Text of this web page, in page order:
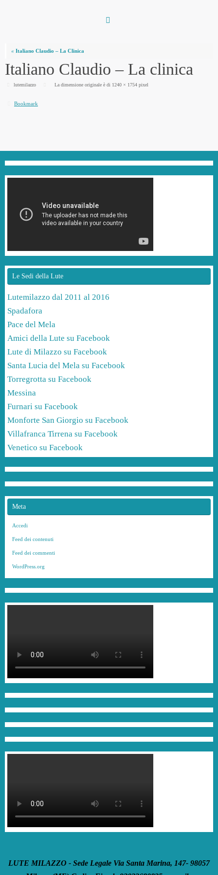
« Italiano Claudio – La Clinica
Italiano Claudio – La clinica
lutemilazzo La dimensione originale è di 1240 × 1754 pixel
Bookmark
Le Sedi della Lute
Lutemilazzo dal 2011 al 2016
Spadafora
Pace del Mela
Amici della Lute su Facebook
Lute di Milazzo su Facebook
Santa Lucia del Mela su Facebook
Torregrotta su Facebook
Messina
Furnari su Facebook
Monforte San Giorgio su Facebook
Villafranca Tirrena su Facebook
Venetico su Facebook
Meta
Accedi
Feed dei contenuti
Feed dei commenti
WordPress.org
LUTE MILAZZO - Sede Legale Via Santa Marina, 147- 98057